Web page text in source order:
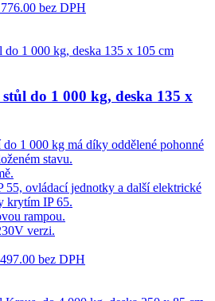
bez DPH
do 1 000 kg, deska 135 x
1 000 kg má díky oddělené pohonné
stavu.
ovládací jednotky a další elektrické
krytím IP 65.
rampou.
verzi.
bez DPH